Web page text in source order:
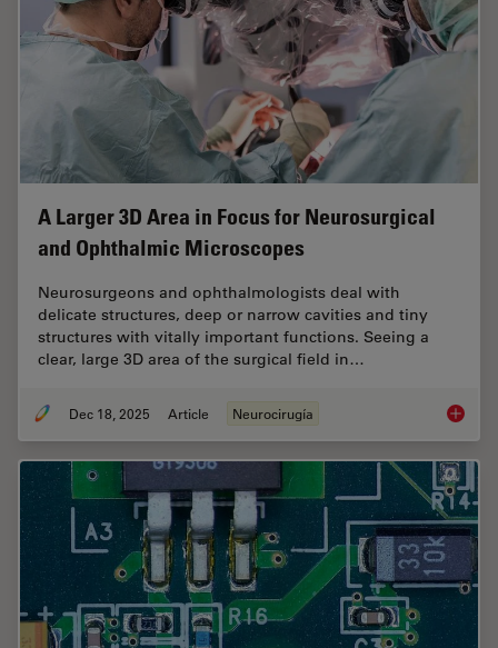
A Larger 3D Area in Focus for Neurosurgical
and Ophthalmic Microscopes
Neurosurgeons and ophthalmologists deal with
delicate structures, deep or narrow cavities and tiny
structures with vitally important functions. Seeing a
clear, large 3D area of the surgical field in…
Dec 18, 2025 Article Neurocirugía A